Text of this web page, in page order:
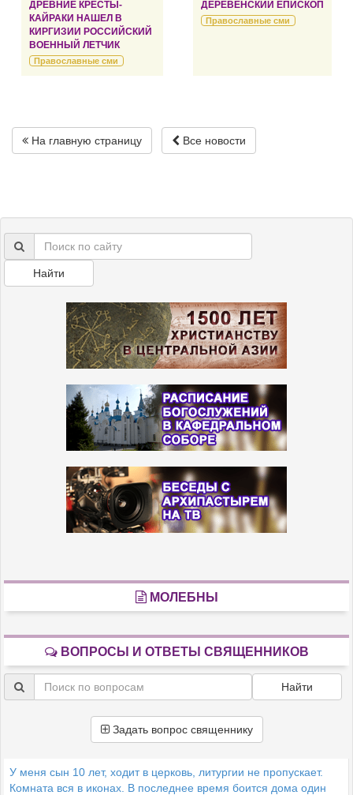
ДРЕВНИЕ КРЕСТЫ-
КАЙРАКИ НАШЕЛ В
КИРГИЗИИ РОССИЙСКИЙ
ВОЕННЫЙ ЛЕТЧИК
Православные сми
ДЕРЕВЕНСКИЙ ЕПИСКОП
Православные сми
На главную страницу Все новости
Найти
МОЛЕБНЫ
ВОПРОСЫ И ОТВЕТЫ СВЯЩЕННИКОВ
Найти
Задать вопрос священнику
У меня сын 10 лет, ходит в церковь, литургии не пропускает.
Комната вся в иконах. В последнее время боится дома один